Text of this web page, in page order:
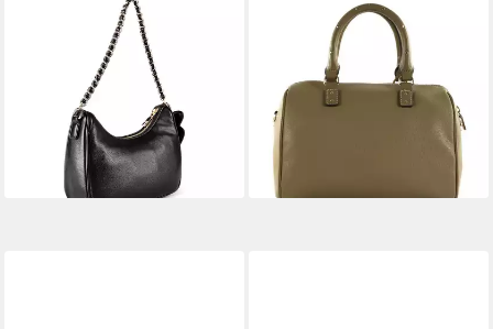
Schultertasche Achala,
Polyurethan
ab 108,12 €
139,00 €
lieferbar - in 2-3 Werktagen bei dir
Handtasche ECS Satchel Bag
UVP 139,00 €
-15%
lieferbar - in 2-3 Werktagen bei dir